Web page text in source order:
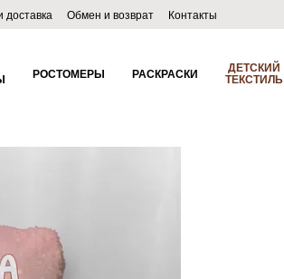
доставка Обмен и возврат
Контакты
РОСТОМЕРЫ РАСКРАСКИ
ДЕТСКИЙ
ТЕКСТИЛЬ